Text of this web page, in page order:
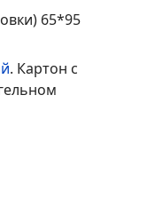
65*95
. Картон с